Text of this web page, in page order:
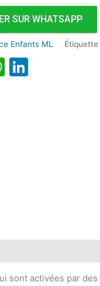
SUR WHATSAPP
Enfants ML Étiquette
WhatsApp
sont activées par